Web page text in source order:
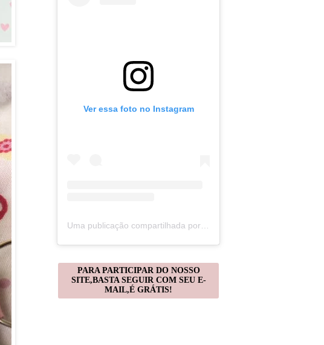
Ver essa foto no Instagram
Uma publicação compartilhada por Christiane Gonçalves (@artecomquiane)
PARA PARTICIPAR DO NOSSO
SITE,BASTA SEGUIR COM SEU E-
MAIL,É GRÁTIS!